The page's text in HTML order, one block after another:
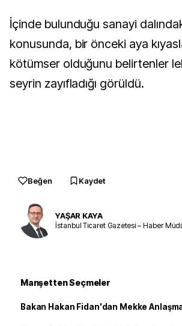
İçinde bulunduğu sanayi
konusunda, bir önceki aya
kötümser olduğunu belirtenler
seyrin zayıfladığı görüldü.
Beğen Kaydet
YAŞAR KAYA
İstanbul Ticaret Gazetesi – Haber
Manşetten Seçmeler
Bakan Hakan Fidan'dan Mekke